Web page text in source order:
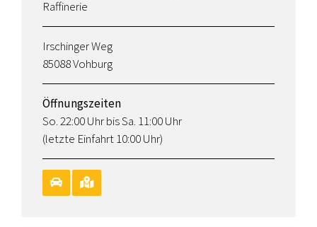
Raffinerie
Irschinger Weg
85088 Vohburg
Öffnungszeiten
So. 22:00 Uhr bis Sa. 11:00 Uhr
(letzte Einfahrt 10:00 Uhr)